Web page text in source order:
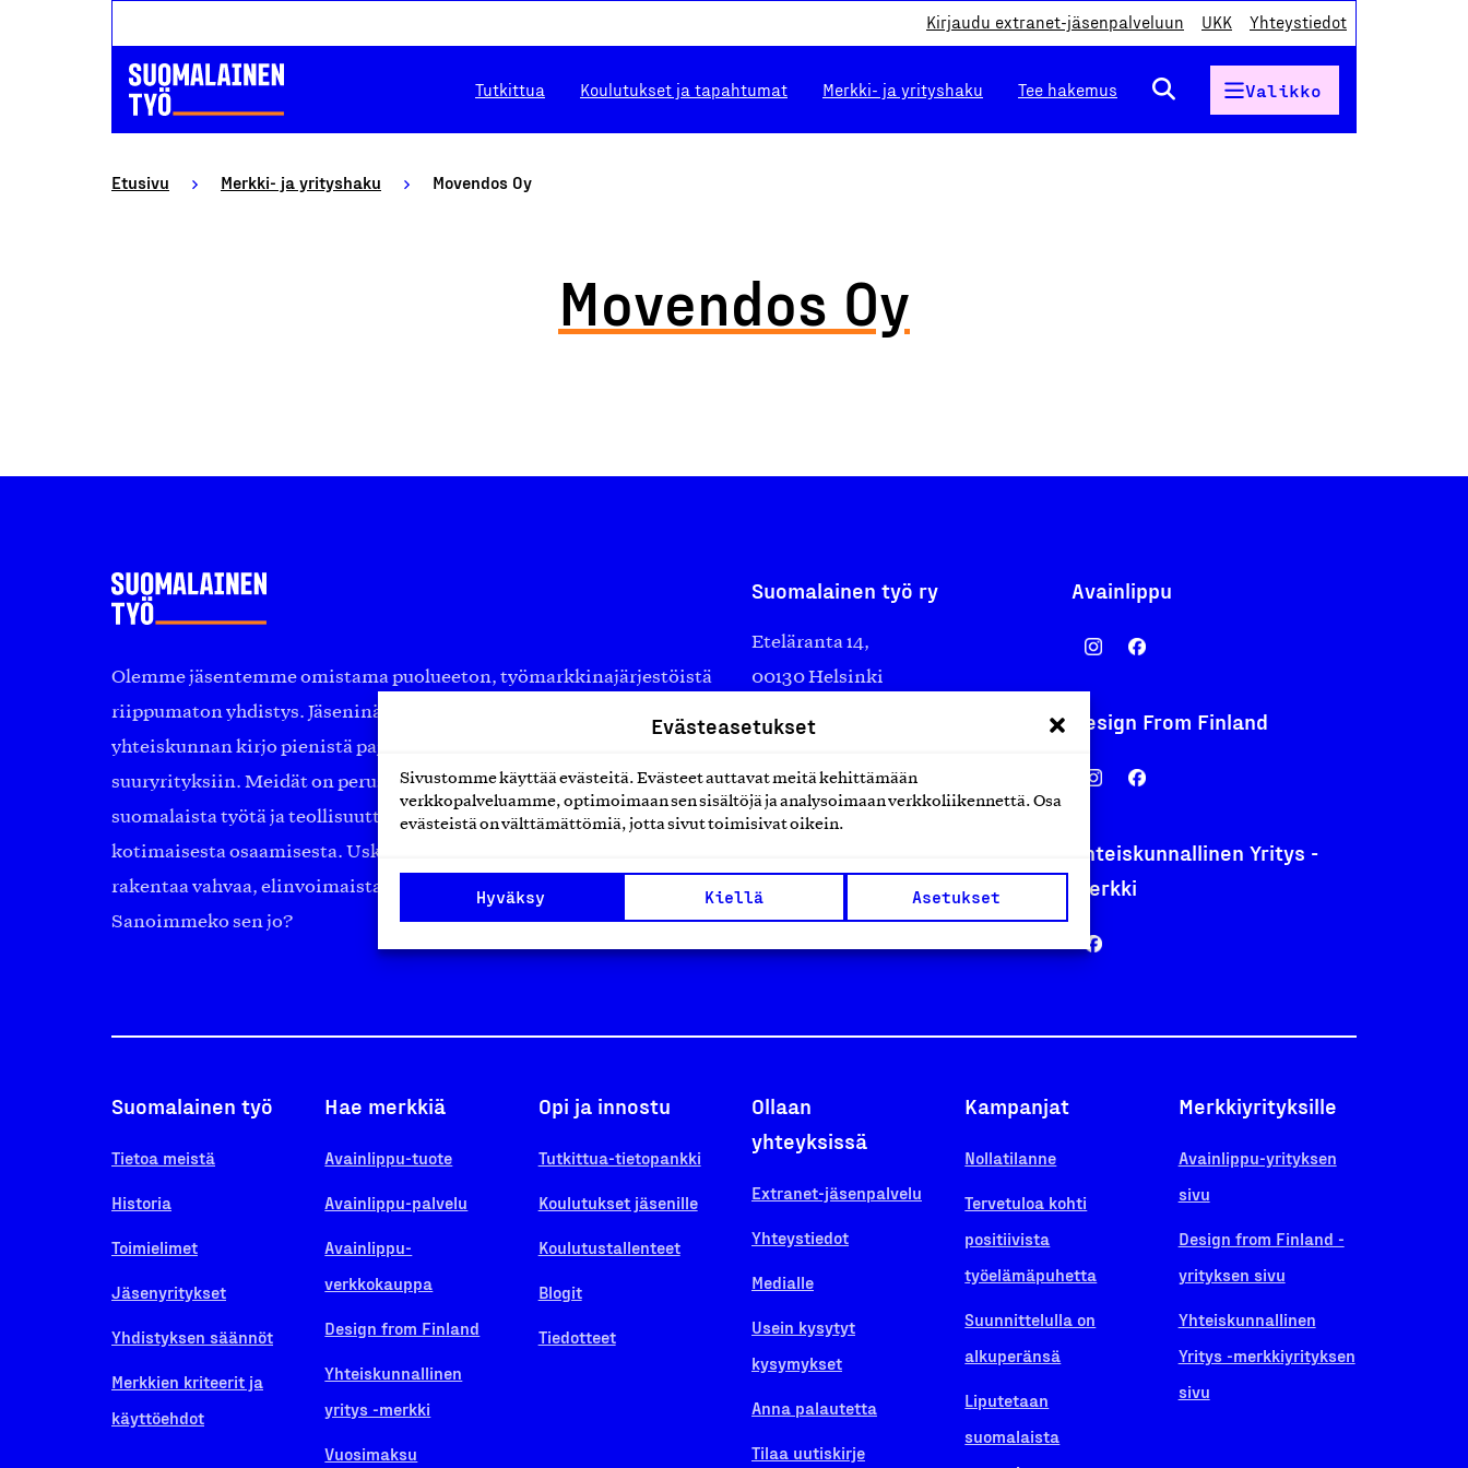
Evästeasetukset
Sivustomme käyttää evästeitä. Evästeet auttavat meitä kehittämään
verkkopalveluamme, optimoimaan sen sisältöjä ja analysoimaan verkkoliikennettä. Osa
evästeistä on välttämättömiä, jotta sivut toimisivat oikein.
Hyväksy Kiellä Asetukset
Kirjaudu extranet-jäsenpalveluun UKK Yhteystiedot
Tutkittua Koulutukset ja tapahtumat Merkki- ja yrityshaku Tee hakemus Valikko
Etusivu Merkki- ja yrityshaku Movendos Oy
Movendos Oy
Olemme jäsentemme omistama puolueeton, työmarkkinajärjestöistä
riippumaton yhdistys. Jäseninämme on koko suomalaisen
yhteiskunnan kirjo pienistä pajoista ja yhteisöistä kansainvälisiin
suuryrityksiin. Meidät on perustettu yli 100 vuotta sitten edistämään
suomalaista työtä ja teollisuutta sekä nostamaan ylpeyttä
kotimaisesta osaamisesta. Uskomme yhä, että työ yhdistää ihmisiä ja
rakentaa vahvaa, elinvoimaista yhteiskuntaa. Me rakastamme työtä!
Sanoimmeko sen jo?
Suomalainen työ ry
Eteläranta 14,
00130 Helsinki
laskutus@suomalainentyo.fi
Avainlippu
Design From Finland
Yhteiskunnallinen Yritys -
merkki
Suomalainen työ
Tietoa meistä
Historia
Toimielimet
Jäsenyritykset
Yhdistyksen säännöt
Merkkien kriteerit ja
käyttöehdot
Hae merkkiä
Avainlippu-tuote
Avainlippu-palvelu
Avainlippu-
verkkokauppa
Design from Finland
Yhteiskunnallinen
yritys -merkki
Vuosimaksu
Opi ja innostu
Tutkittua-tietopankki
Koulutukset jäsenille
Koulutustallenteet
Blogit
Tiedotteet
Ollaan
yhteyksissä
Extranet-jäsenpalvelu
Yhteystiedot
Medialle
Usein kysytyt
kysymykset
Anna palautetta
Tilaa uutiskirje
Kampanjat
Nollatilanne
Tervetuloa kohti
positiivista
työelämäpuhetta
Suunnittelulla on
alkuperänsä
Liputetaan
suomalaista
Merkkiyrityksille
Avainlippu-yrityksen
sivu
Design from Finland -
yrityksen sivu
Yhteiskunnallinen
Yritys -merkkiyrityksen
sivu